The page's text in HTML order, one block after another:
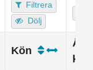
Filtrera
Dölj
Kön